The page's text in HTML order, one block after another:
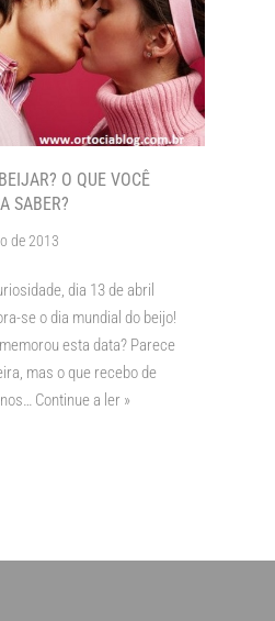
O QUE VOCÊ
SABER?
de 2013
dia 13 de abril
se o dia mundial do beijo!
esta data? Parece
mas o que recebo de
Continue a ler »